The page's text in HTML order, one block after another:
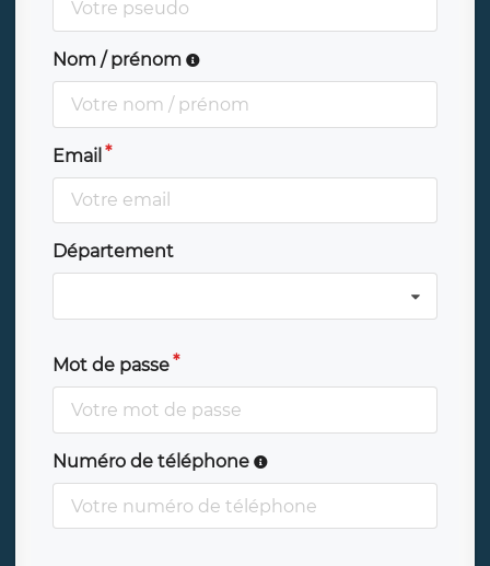
Nom / prénom
Email
Département
Mot de passe
Numéro de téléphone